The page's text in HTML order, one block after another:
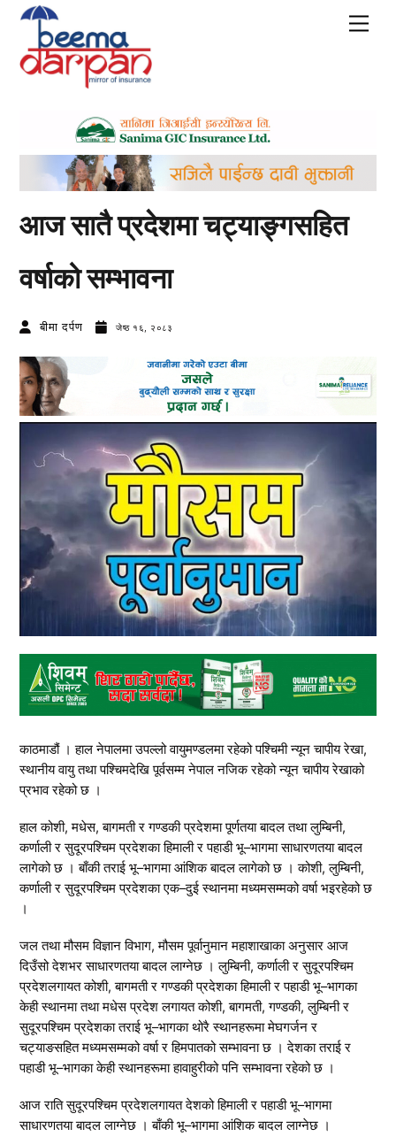
Skip
content
आज सातै प्रदेशमा चट्याङ्गसहित
वर्षाको सम्भावना
बीमा दर्पण जेष्ठ १६, २०८३
काठमाडौं । हाल नेपालमा उपल्लो वायुमण्डलमा रहेको पश्चिमी न्यून चापीय रेखा,
स्थानीय वायु तथा पश्चिमदेखि पूर्वसम्म नेपाल नजिक रहेको न्यून चापीय रेखाको
प्रभाव रहेको छ ।
हाल कोशी, मधेस, बागमती र गण्डकी प्रदेशमा पूर्णतया बादल तथा लुम्बिनी,
कर्णाली र सुदूरपश्चिम प्रदेशका हिमाली र पहाडी भू–भागमा साधारणतया बादल
लागेको छ । बाँकी तराई भू–भागमा आंशिक बादल लागेको छ । कोशी, लुम्बिनी,
कर्णाली र सुदूरपश्चिम प्रदेशका एक–दुई स्थानमा मध्यमसम्मको वर्षा भइरहेको छ
।
जल तथा मौसम विज्ञान विभाग, मौसम पूर्वानुमान महाशाखाका अनुसार आज
दिउँसो देशभर साधारणतया बादल लाग्नेछ । लुम्बिनी, कर्णाली र सुदूरपश्चिम
प्रदेशलगायत कोशी, बागमती र गण्डकी प्रदेशका हिमाली र पहाडी भू–भागका
केही स्थानमा तथा मधेस प्रदेश लगायत कोशी, बागमती, गण्डकी, लुम्बिनी र
सुदूरपश्चिम प्रदेशका तराई भू–भागका थोरै स्थानहरूमा मेघगर्जन र
चट्याङसहित मध्यमसम्मको वर्षा र हिमपातको सम्भावना छ । देशका तराई र
पहाडी भू–भागका केही स्थानहरूमा हावाहुरीको पनि सम्भावना रहेको छ ।
आज राति सुदूरपश्चिम प्रदेशलगायत देशको हिमाली र पहाडी भू–भागमा
साधारणतया बादल लाग्नेछ । बाँकी भू–भागमा आंशिक बादल लाग्नेछ ।